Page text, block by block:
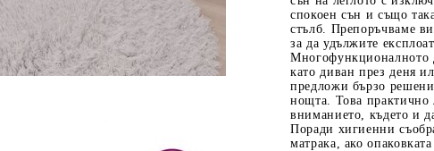
спокоен сън и също
стълб. Препоръчваме ви
за да удължите
Многофункционалното
като диван през деня
предложи бързо
нощта. Това практично
вниманието, където и
Поради хигиенни
матрака, ако